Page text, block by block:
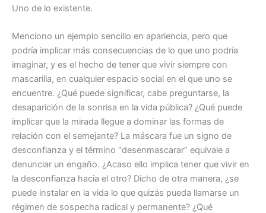
Uno de lo existente.
Menciono un ejemplo sencillo en apariencia, pero que
podría implicar más consecuencias de lo que uno podría
imaginar, y es el hecho de tener que vivir siempre con
mascarilla, en cualquier espacio social en el que uno se
encuentre. ¿Qué puede significar, cabe preguntarse, la
desaparición de la sonrisa en la vida pública? ¿Qué puede
implicar que la mirada llegue a dominar las formas de
relación con el semejante? La máscara fue un signo de
desconfianza y el término “desenmascarar” equivale a
denunciar un engaño. ¿Acaso ello implica tener que vivir en
la desconfianza hacia el otro? Dicho de otra manera, ¿se
puede instalar en la vida lo que quizás pueda llamarse un
régimen de sospecha radical y permanente? ¿Qué